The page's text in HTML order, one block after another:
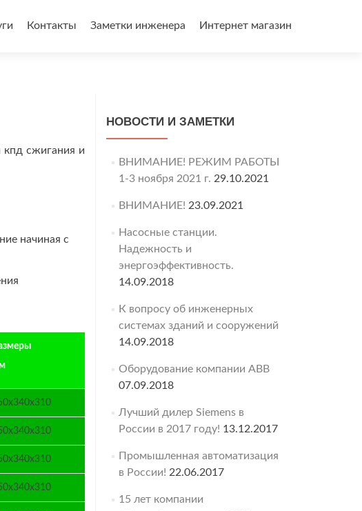
Контакты Заметки инженера Интернет магазин
кпд сжигания и
начиная с
НОВОСТИ И ЗАМЕТКИ
ВНИМАНИЕ! РЕЖИМ РАБОТЫ
1-3 ноября 2021 г. 29.10.2021
ВНИМАНИЕ! 23.09.2021
Насосные станции.
Надежность и
энергоэффективность.
14.09.2018
К вопросу об инженерных
системах зданий и сооружений
14.09.2018
Оборудование компании ABB
07.09.2018
Лучший дилер Siemens в
России в 2017 году! 13.12.2017
Промышленная автоматизация
в России! 22.06.2017
15 лет компании